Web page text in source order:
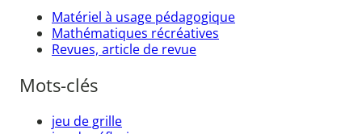
Matériel à usage pédagogique
Mathématiques récréatives
Revues, article de revue
Mots-clés
jeu de grille